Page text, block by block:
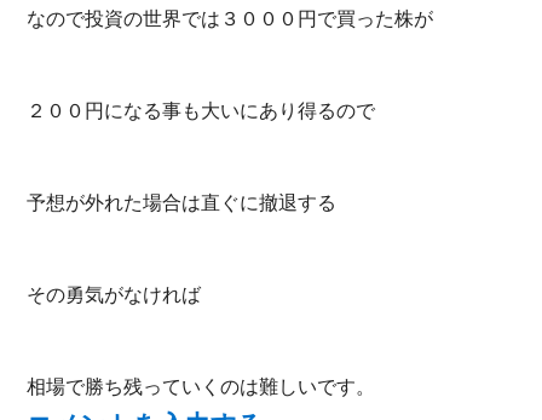
なので投資の世界では３０００円で買った株が
２００円になる事も大いにあり得るので
予想が外れた場合は直ぐに撤退する
その勇気がなければ
相場で勝ち残っていくのは難しいです。